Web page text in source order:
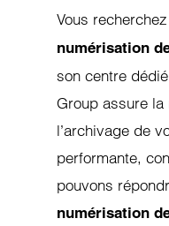
Vous
numérisation
son centre
Group assure
l’archivage de
performante,
pouvons
numérisation